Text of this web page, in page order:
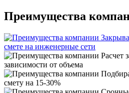
Преимущества
смете на инженерные сети
Расчет
зависимости от объема
смету на 15-30%